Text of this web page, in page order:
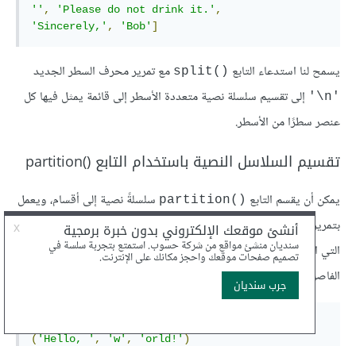
'' , 'Please do not drink it.' ,
'Sincerely,' , 'Bob' ]
يسمح لنا استدعاء التابع split()‎ مع تمرير محرف السطر الجديد
'‎\n'
إلى تقسيم سلسلة نصية متعددة الأسطر إلى قائمة يمثل فيها كل
عنصر سطرًا من الأسطر.
تقسيم السلاسل النصية باستخدام التابع partition()‎
يمكن أن يقسم التابع partition()‎ سلسلةً نصية إلى أقسام، ويعمل
بتمرير سلسلة نصية إليه كفاصل، التي سيبحث عنها في السلسلة النصية
التي استدعي عليها، ويعيد صفًا tuple فيه السلسلة النصية التي تسبق
الفاصل، والفاصل، والسلسلة النصية التي تلي الفاصل:
( 'Hello, ' , 'w' , 'orld!' )